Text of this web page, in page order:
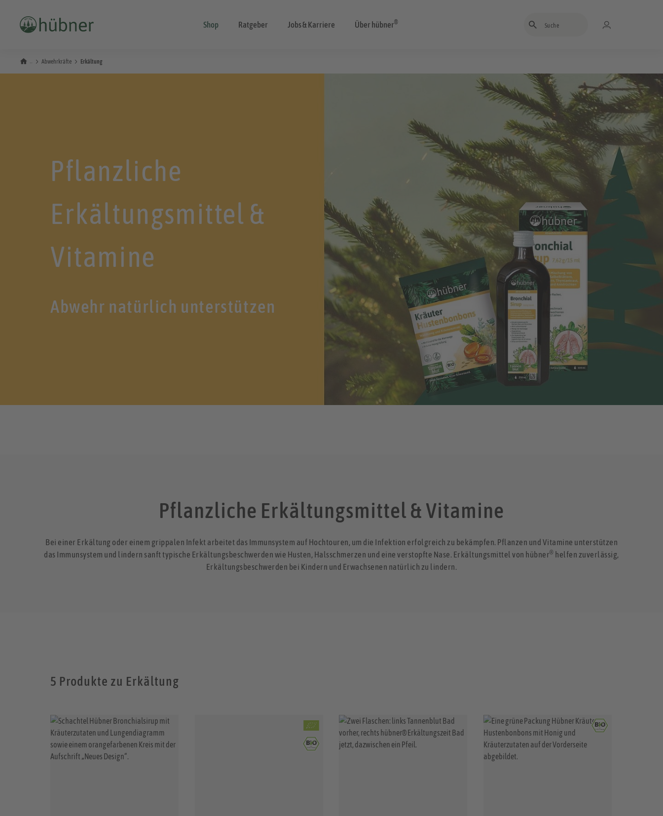
Shop Ratgeber Jobs & Karriere Über hübner®
Abwehrkräfte Erkältung
Pflanzliche
Erkältungsmittel &
Vitamine
Abwehr natürlich unterstützen
Pflanzliche Erkältungsmittel & Vitamine
Bei einer Erkältung oder einem grippalen Infekt arbeitet das Immunsystem auf Hochtouren, um die Infektion erfolgreich zu bekämpfen. Pflanzen und Vitamine unterstützen
das Immunsystem und lindern sanft typische Erkältungsbeschwerden wie Husten, Halsschmerzen und eine verstopfte Nase. Erkältungsmittel von hübner® helfen zuverlässig,
Erkältungsbeschwerden bei Kindern und Erwachsenen natürlich zu lindern.
5 Produkte zu Erkältung